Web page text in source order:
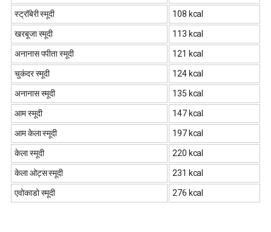
स्ट्रॉबेरी स्मूदी 108 kcal
खरबूजा स्मूदी 113 kcal
अनानास पपीता स्मूदी 121 kcal
चुकंदर स्मूदी 124 kcal
अनानास स्मूदी 135 kcal
आम स्मूदी 147 kcal
आम केला स्मूदी 197 kcal
केला स्मूदी 220 kcal
केला ओट्स स्मूदी 231 kcal
एवोकाडो स्मूदी 276 kcal